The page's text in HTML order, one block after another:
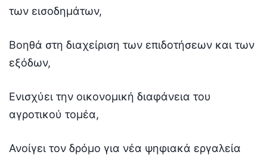
των εισοδημάτων,
Βοηθά στη διαχείριση των επιδοτήσεων και των
εξόδων,
Ενισχύει την οικονομική διαφάνεια του
αγροτικού τομέα,
Ανοίγει τον δρόμο για νέα ψηφιακά εργαλεία